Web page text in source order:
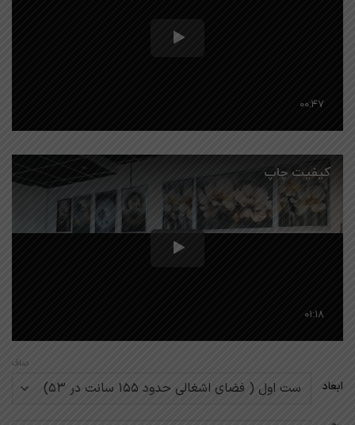
ابعاد
صاف